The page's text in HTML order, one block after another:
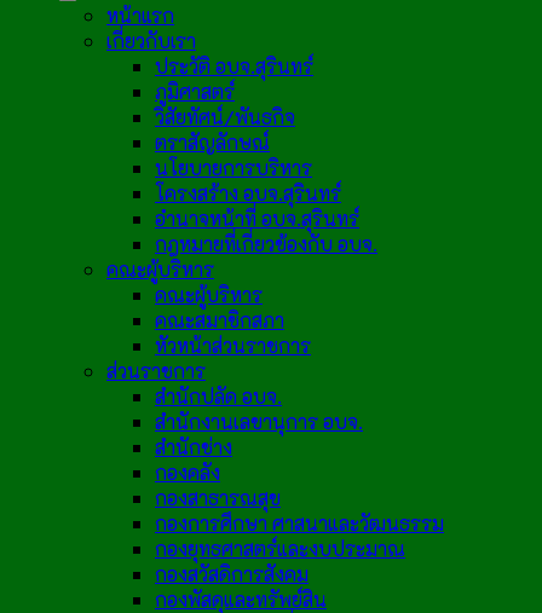
หน้าแรก
เกี่ยวกับเรา
ประวัติ อบจ.สุรินทร์
ภูมิศาสตร์
วิสัยทัศน์/พันธกิจ
ตราสัญลักษณ์
นโยบายการบริหาร
โครงสร้าง อบจ.สุรินทร์
อำนาจหน้าที่ อบจ.สุรินทร์
กฎหมายที่เกี่ยวข้องกับ อบจ.
คณะผู้บริหาร
คณะผู้บริหาร
คณะสมาชิกสภา
หัวหน้าส่วนราชการ
ส่วนราชการ
สำนักปลัด อบจ.
สำนักงานเลขานุการ อบจ.
สำนักช่าง
กองคลัง
กองสาธารณสุข
กองการศึกษา ศาสนาและวัฒนธรรม
กองยุทธศาสตร์และงบประมาณ
กองสวัสดิการสังคม
กองพัสดุและทรัพย์สิน